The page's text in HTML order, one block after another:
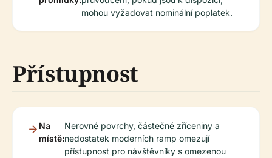
mohou vyžadovat nominální poplatek.
Přístupnost
Na
místě:
Nerovné povrchy, částečné zříceniny a
nedostatek moderních ramp omezují
přístupnost pro návštěvníky s omezenou